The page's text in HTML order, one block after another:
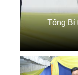
Tổng Bí